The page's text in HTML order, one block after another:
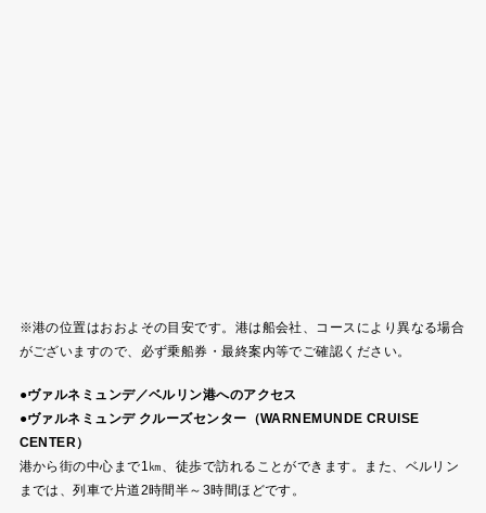
※港の位置はおおよその目安です。港は船会社、コースにより異なる場合
がございますので、必ず乗船券・最終案内等でご確認ください。
●ヴァルネミュンデ／ベルリン港へのアクセス
●ヴァルネミュンデ クルーズセンター（WARNEMUNDE CRUISE
CENTER）
港から街の中心まで1㎞、徒歩で訪れることができます。また、ベルリン
までは、列車で片道2時間半～3時間ほどです。